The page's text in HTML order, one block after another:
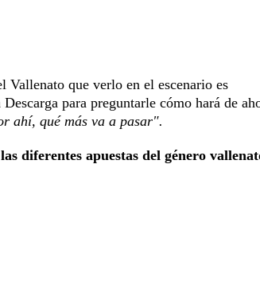
Vallenato que verlo en el escenario es
para preguntarle cómo hará de
ahí, qué más va a pasar".
diferentes apuestas del género